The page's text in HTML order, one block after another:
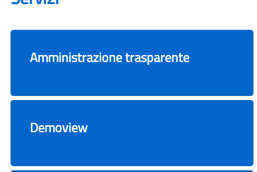
Amministrazione trasparente
Demoview